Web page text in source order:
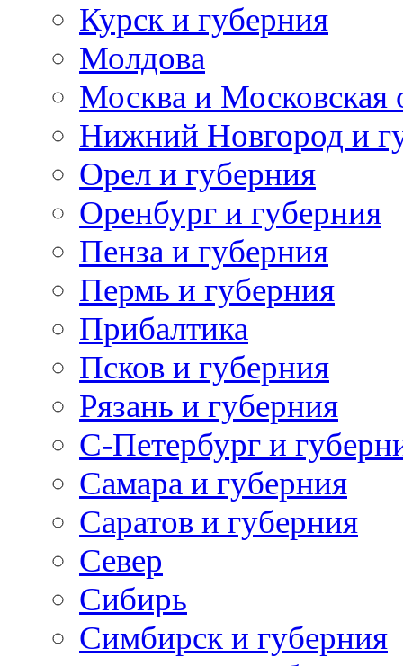
Курск и губерния
Молдова
Москва и Московская
Нижний Новгород и
Орел и губерния
Оренбург и губерния
Пенза и губерния
Пермь и губерния
Прибалтика
Псков и губерния
Рязань и губерния
С-Петербург и
Самара и губерния
Саратов и губерния
Север
Сибирь
Симбирск и губерния